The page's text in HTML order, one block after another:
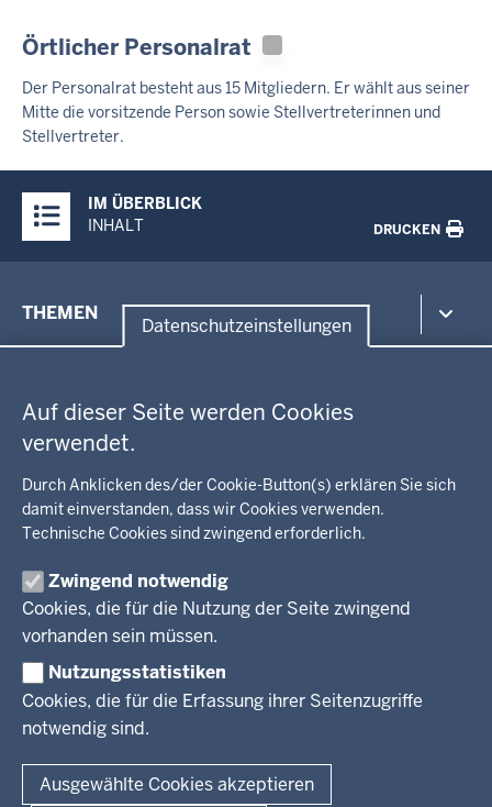
Datenschutzeinstellungen
Auf dieser Seite werden Cookies
verwendet.
Durch Anklicken des/der Cookie-Button(s) erklären Sie sich
damit einverstanden, dass wir Cookies verwenden.
Technische Cookies sind zwingend erforderlich.
Zwingend notwendig
Cookies, die für die Nutzung der Seite zwingend
vorhanden sein müssen.
Nutzungsstatistiken
Cookies, die für die Erfassung ihrer Seitenzugriffe
notwendig sind.
Ausgewählte Cookies akzeptieren
Örtlicher Personalrat
Der Personalrat besteht aus 15 Mitgliedern. Er wählt aus seiner
Mitte die vorsitzende Person sowie Stellvertreterinnen und
Stellvertreter.
Inhalte
IM ÜBERBLICK
INHALT
DRUCKEN
der
THEMEN
Kommunalaufsicht, Planung, Verkehr
Energie, Bergbau
Recht, Ordnung
Integration, Migration
Behördenleitung
Regierungsbezirk
KARRIERE
Stellenausschreibungen
Pressestelle
Social Media
BEKANNTMACHUNGEN
Amtsblatt
© 2026 Bezirksregierung Arnsberg
Fußzeile
Impressum Datenschutz Barrierefreiheit
Kurzlink zu dieser Seite